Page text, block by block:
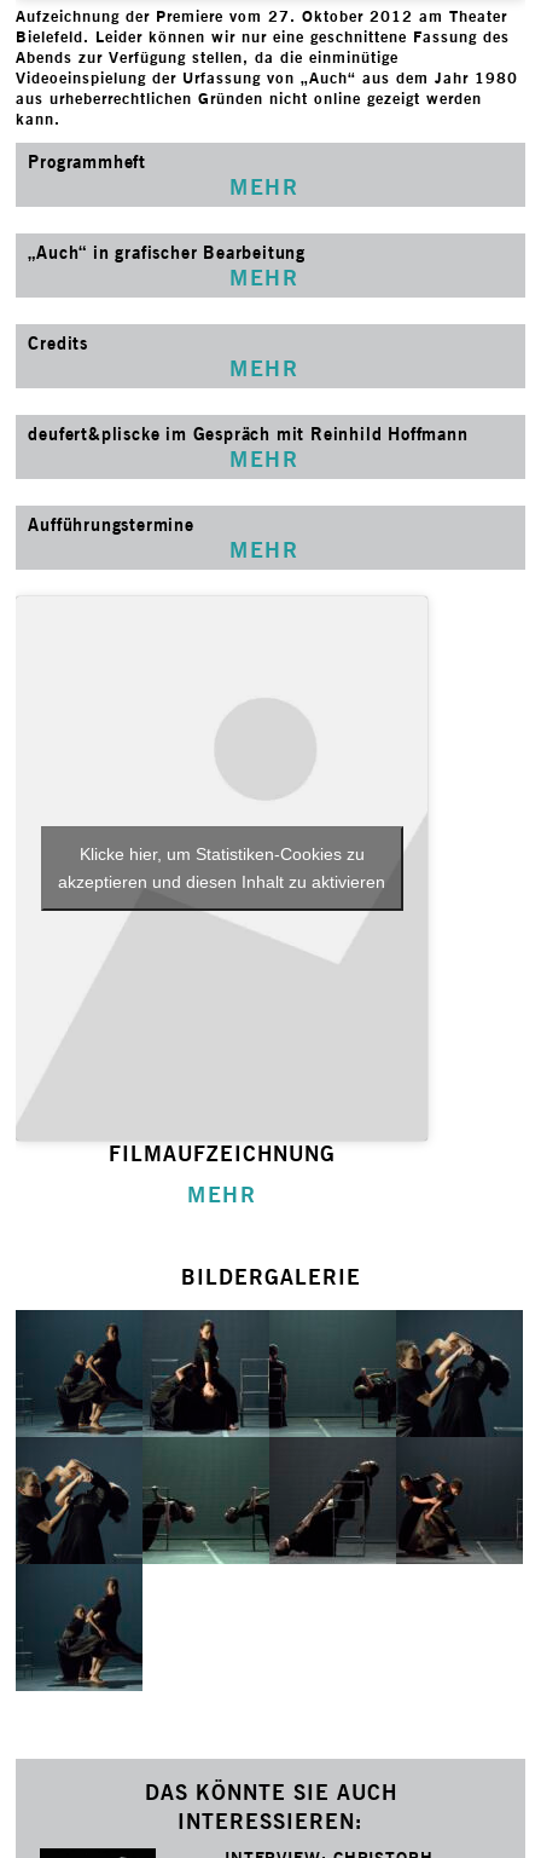
Aufzeichnung der Premiere vom 27. Oktober 2012 am Theater
Bielefeld. Leider können wir nur eine geschnittene Fassung des
Abends zur Verfügung stellen, da die einminütige
Videoeinspielung der Urfassung von „Auch“ aus dem Jahr 1980
aus urheberrechtlichen Gründen nicht online gezeigt werden
kann.
Programmheft
MEHR
„Auch“ in grafischer Bearbeitung
MEHR
Credits
MEHR
deufert&pliscke im Gespräch mit Reinhild Hoffmann
MEHR
Aufführungstermine
MEHR
Klicke hier, um Statistiken-Cookies zu
akzeptieren und diesen Inhalt zu aktivieren
FILMAUFZEICHNUNG
MEHR
BILDERGALERIE
DAS KÖNNTE SIE AUCH
INTERESSIEREN: